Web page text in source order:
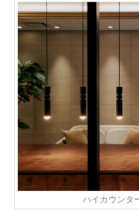
ハイカウンタ